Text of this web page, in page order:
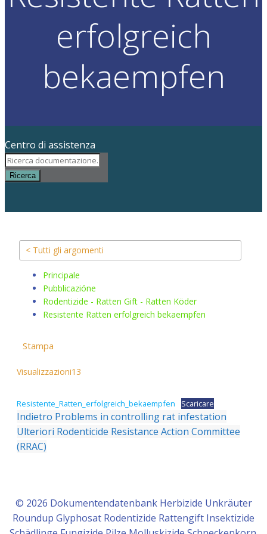
erfolgreich
bekaempfen
Centro di assistenza
Ricerca
< Tutti gli argomenti
Principale
Pubblicazióne
Rodentizide - Ratten Gift - Ratten Köder
Resistente Ratten erfolgreich bekaempfen
Stampa
Visualizzazioni13
Resistente_Ratten_erfolgreich_bekaempfen Scaricare
Indietro Problems in controlling rat infestation
Ulteriori Rodenticide Resistance Action Committee
(RRAC)
© 2026 Dokumentendatenbank Herbizide Unkräuter
Roundup Glyphosat Rodentizide Rattengift Insektizide